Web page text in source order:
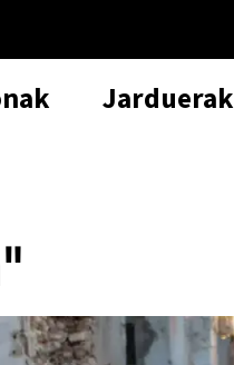
Jarduerak